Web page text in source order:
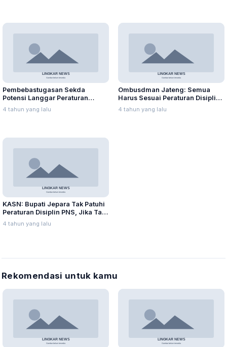
Pembebastugasan Sekda
Potensi Langgar Peraturan
Disiplin PNS
4 tahun yang lalu
Ombusdman Jateng: Semua
Harus Sesuai Peraturan Disiplin
PNS
4 tahun yang lalu
KASN: Bupati Jepara Tak Patuhi
Peraturan Disiplin PNS, Jika Tak
segera Periksa Sekda
4 tahun yang lalu
Rekomendasi untuk kamu